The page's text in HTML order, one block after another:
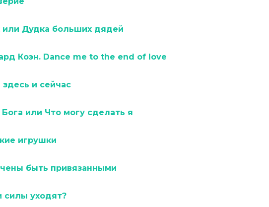
или Дудка больших дядей
Коэн. Dance me to the end of love
и сейчас
или Что могу сделать я
игрушки
быть привязанными
силы уходят?